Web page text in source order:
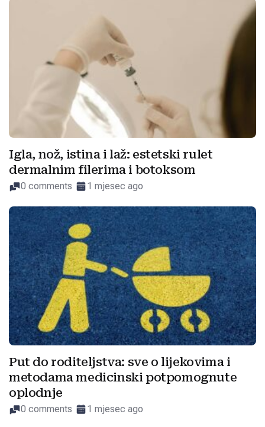
Igla, nož, istina i laž: estetski rulet
dermalnim filerima i botoksom
0 comments 1 mjesec ago
Put do roditeljstva: sve o lijekovima i
metodama medicinski potpomognute
oplodnje
0 comments 1 mjesec ago